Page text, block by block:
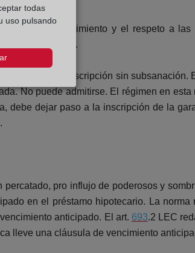
que el procedimiento y el respeto a las
residenciales.
no cabrá la inscripción sin subsanación.
No puede admitirse. El régimen en esta
debe dejar paso a la inscripción de la
pro influjo de poderosos y
en el préstamo hipotecario. La norma
anticipado. El art. 693.2 LEC
lleve una cláusula de vencimiento
todas
uso pulsando